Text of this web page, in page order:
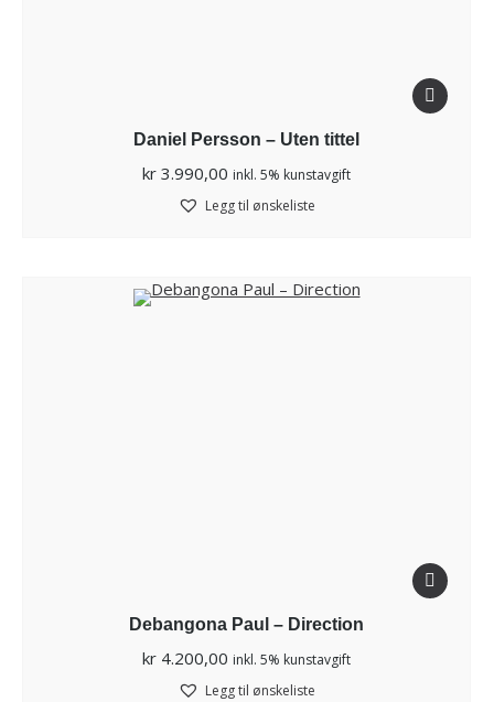
Daniel Persson – Uten tittel
kr 3.990,00 inkl. 5% kunstavgift
Legg til ønskeliste
Debangona Paul – Direction
kr 4.200,00 inkl. 5% kunstavgift
Legg til ønskeliste